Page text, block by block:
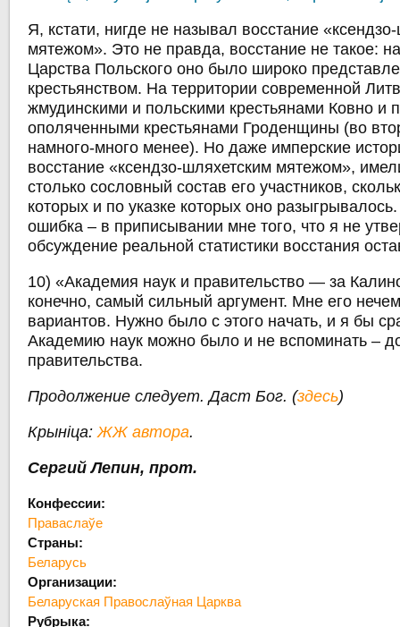
Я, кстати, нигде не называл восстание
мятежом». Это не правда, восстание не такое:
Царства Польского оно было широко
крестьянством. На территории современной
жмудинскими и польскими крестьянами Ковно и
ополяченными крестьянами Гроденщины (во
намного-много менее). Но даже имперские
восстание «ксендзо-шляхетским мятежом»,
столько сословный состав его участников,
которых и по указке которых оно
ошибка – в приписывании мне того, что я не
обсуждение реальной статистики восстания
10) «Академия наук и правительство — за
конечно, самый сильный аргумент. Мне его
вариантов. Нужно было с этого начать, и я бы
Академию наук можно было и не вспоминать –
правительства.
Продолжение следует. Даст Бог. (здесь)
Крыніца:ЖЖ автора.
Сергий Лепин, прот.
Конфессии:
Праваслаўе
Страны:
Беларусь
Организации:
Беларуская Правослаўная Царква
Рубрыка: